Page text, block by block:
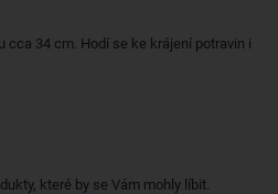
cca 34 cm. Hodí se ke krájení potravin i
které by se Vám mohly líbit.